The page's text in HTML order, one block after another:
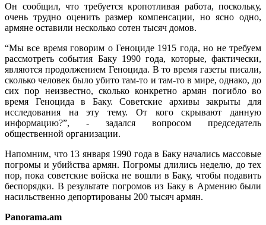
Он сообщил, что требуется кропотливая работа, поскольку,
очень трудно оценить размер компенсации, но ясно одно,
армяне оставили несколько сотен тысяч домов.
“Мы все время говорим о Геноциде 1915 года, но не требуем
рассмотреть события Баку 1990 года, которые, фактически,
являются продолжением Геноцида. В то время газеты писали,
сколько человек было убито там-то и там-то в мире, однако, до
сих пор неизвестно, сколько конкретно армян погибло во
время Геноцида в Баку. Советские архивы закрыты для
исследования на эту тему. От кого скрывают данную
информацию?”, - задался вопросом председатель
общественной организации.
Напомним, что 13 января 1990 года в Баку начались массовые
погромы и убийства армян. Погромы длились неделю, до тех
пор, пока советские войска не вошли в Баку, чтобы подавить
беспорядки. В результате погромов из Баку в Армению были
насильственно депортированы 200 тысяч армян.
Panorama.am